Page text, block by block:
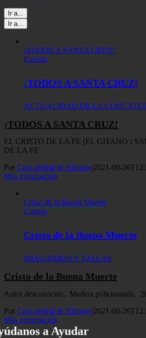
Ir a...
Ir a...
¡TODOS A SANTA CRUZ!
Galería
¡TODOS A SANTA CRUZ!
ACTUALIDAD DE LA
¡TODOS A SANTA CRUZ!
EL CRISTO DE LA FE (EL GITANO )
DE LA FE
Por Concatedral de Alicante|2021-09-
Más información
Cristo de la Buena Muerte
Galería
Cristo de la Buena Muerte
IMAGINERIA Y TALLAS
Cristo de la Buena Muerte
Autor desconocido. Madera policromada.
Por Concatedral de Alicante|2021-09-
Más información
a Ayudar